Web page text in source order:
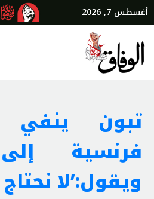
أغسطس 7, 2026
تبون ينفي
فرنسية إلى
ویقول:’لا نحتاج